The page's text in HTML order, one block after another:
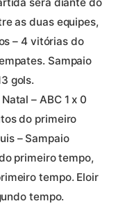
as duas equipes,
– 4 vitórias do
Sampaio
gols.
– ABC 1 x 0
do primeiro
– Sampaio
primeiro tempo,
tempo. Eloir
tempo.